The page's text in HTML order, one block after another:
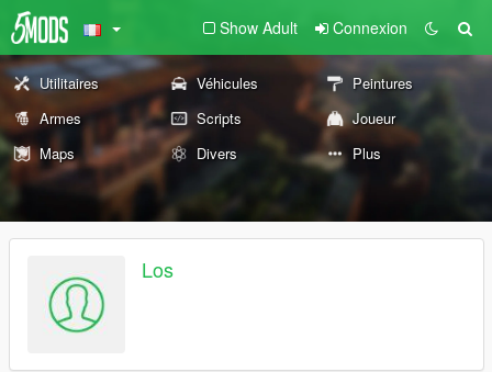
Show Adult Connexion
Utilitaires Véhicules
Peintures
Armes
Scripts
Joueur
Maps
Divers Plus
Los